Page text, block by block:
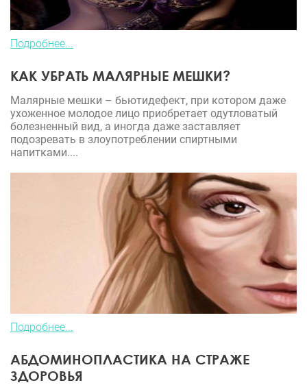
Подробнее...
КАК УБРАТЬ МАЛЯРНЫЕ МЕШКИ?
Малярные мешки – бьютидефект, при котором даже
ухоженное молодое лицо приобретает одутловатый
болезненный вид, а иногда даже заставляет
подозревать в злоупотреблении спиртными
напитками....
Подробнее...
АБДОМИНОПЛАСТИКА НА СТРАЖЕ
ЗДОРОВЬЯ